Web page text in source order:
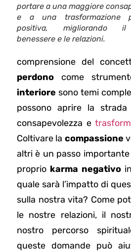
portare a una maggiore
e a una trasformazione
positiva, migliorando
benessere e le relazioni.
comprensione del
perdono come
interiore sono temi
possono aprire la
consapevolezza e
Coltivare la compassione
altri è un passo
proprio karma negativo
quale sarà l’impatto di
sulla nostra vita? Come
le nostre relazioni, il
nostro percorso
queste domande può